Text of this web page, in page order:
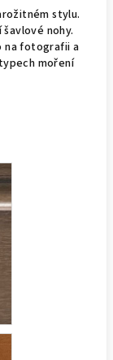
stylu.
nohy.
na fotografii a
moření